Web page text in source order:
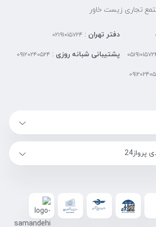
تجاری زیست خاور
دفتر تهران :۰۲۱۹۱۰۱۵۷۲۴
پشتیبانی شبانه روزی :۰۹۱۲۰۲۴۰۵۲۴